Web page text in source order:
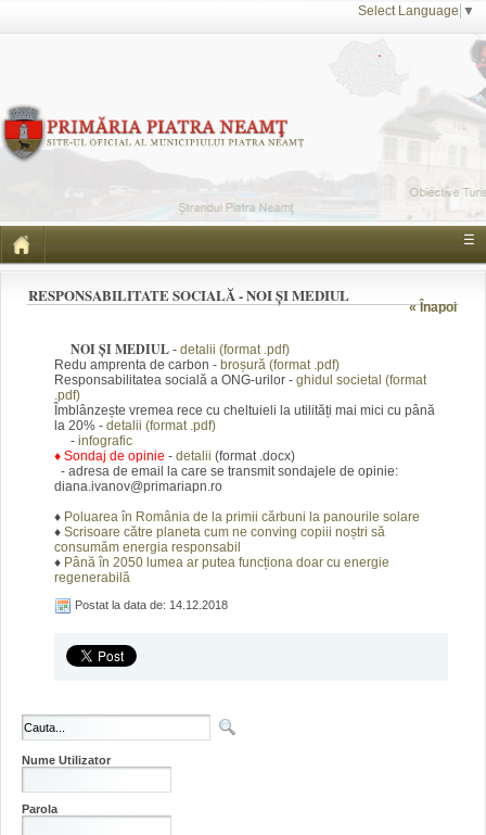
Select Language ▼
☰
« Înapoi
RESPONSABILITATE SOCIALĂ - NOI ȘI MEDIUL
NOI ȘI MEDIUL - detalii (format .pdf)
Redu amprenta de carbon - broșură (format .pdf)
Responsabilitatea socială a ONG-urilor - ghidul societal (format
.pdf)
Îmblânzește vremea rece cu cheltuieli la utilități mai mici cu până
la 20% - detalii (format .pdf)
- infografic
♦ Sondaj de opinie - detalii (format .docx)
- adresa de email la care se transmit sondajele de opinie:
diana.ivanov@primariapn.ro
♦ Poluarea în România de la primii cărbuni la panourile solare
♦ Scrisoare către planeta cum ne conving copiii noștri să
consumăm energia responsabil
♦ Până în 2050 lumea ar putea funcționa doar cu energie
regenerabilă
Postat la data de: 14.12.2018
Nume Utilizator
Parola